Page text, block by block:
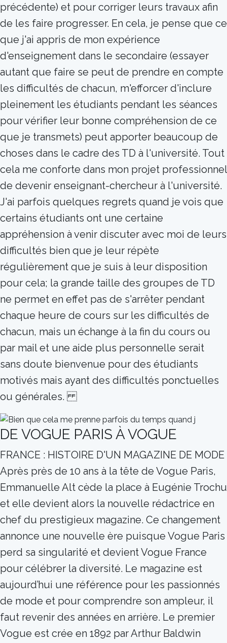
précédente) et pour corriger leurs travaux afin
de les faire progresser. En cela, je pense que ce
que j'ai appris de mon expérience
d'enseignement dans le secondaire (essayer
autant que faire se peut de prendre en compte
les difficultés de chacun, m'efforcer d'inclure
pleinement les étudiants pendant les séances
pour vérifier leur bonne compréhension de ce
que je transmets) peut apporter beaucoup de
choses dans le cadre des TD à l'université. Tout
cela me conforte dans mon projet professionnel
de devenir enseignant-chercheur à l'université.
J'ai parfois quelques regrets quand je vois que
certains étudiants ont une certaine
appréhension à venir discuter avec moi de leurs
difficultés bien que je leur répète
régulièrement que je suis à leur disposition
pour cela; la grande taille des groupes de TD
ne permet en effet pas de s'arrêter pendant
chaque heure de cours sur les difficultés de
chacun, mais un échange à la fin du cours ou
par mail et une aide plus personnelle serait
sans doute bienvenue pour des étudiants
motivés mais ayant des difficultés ponctuelles
ou générales.
DE VOGUE PARIS À VOGUE
FRANCE : HISTOIRE D'UN MAGAZINE DE MODE
Après près de 10 ans à la tête de Vogue Paris,
Emmanuelle Alt cède la place à Eugénie Trochu
et elle devient alors la nouvelle rédactrice en
chef du prestigieux magazine. Ce changement
annonce une nouvelle ère puisque Vogue Paris
perd sa singularité et devient Vogue France
pour célébrer la diversité. Le magazine est
aujourd’hui une référence pour les passionnés
de mode et pour comprendre son ampleur, il
faut revenir des années en arrière. Le premier
Vogue est crée en 1892 par Arthur Baldwin